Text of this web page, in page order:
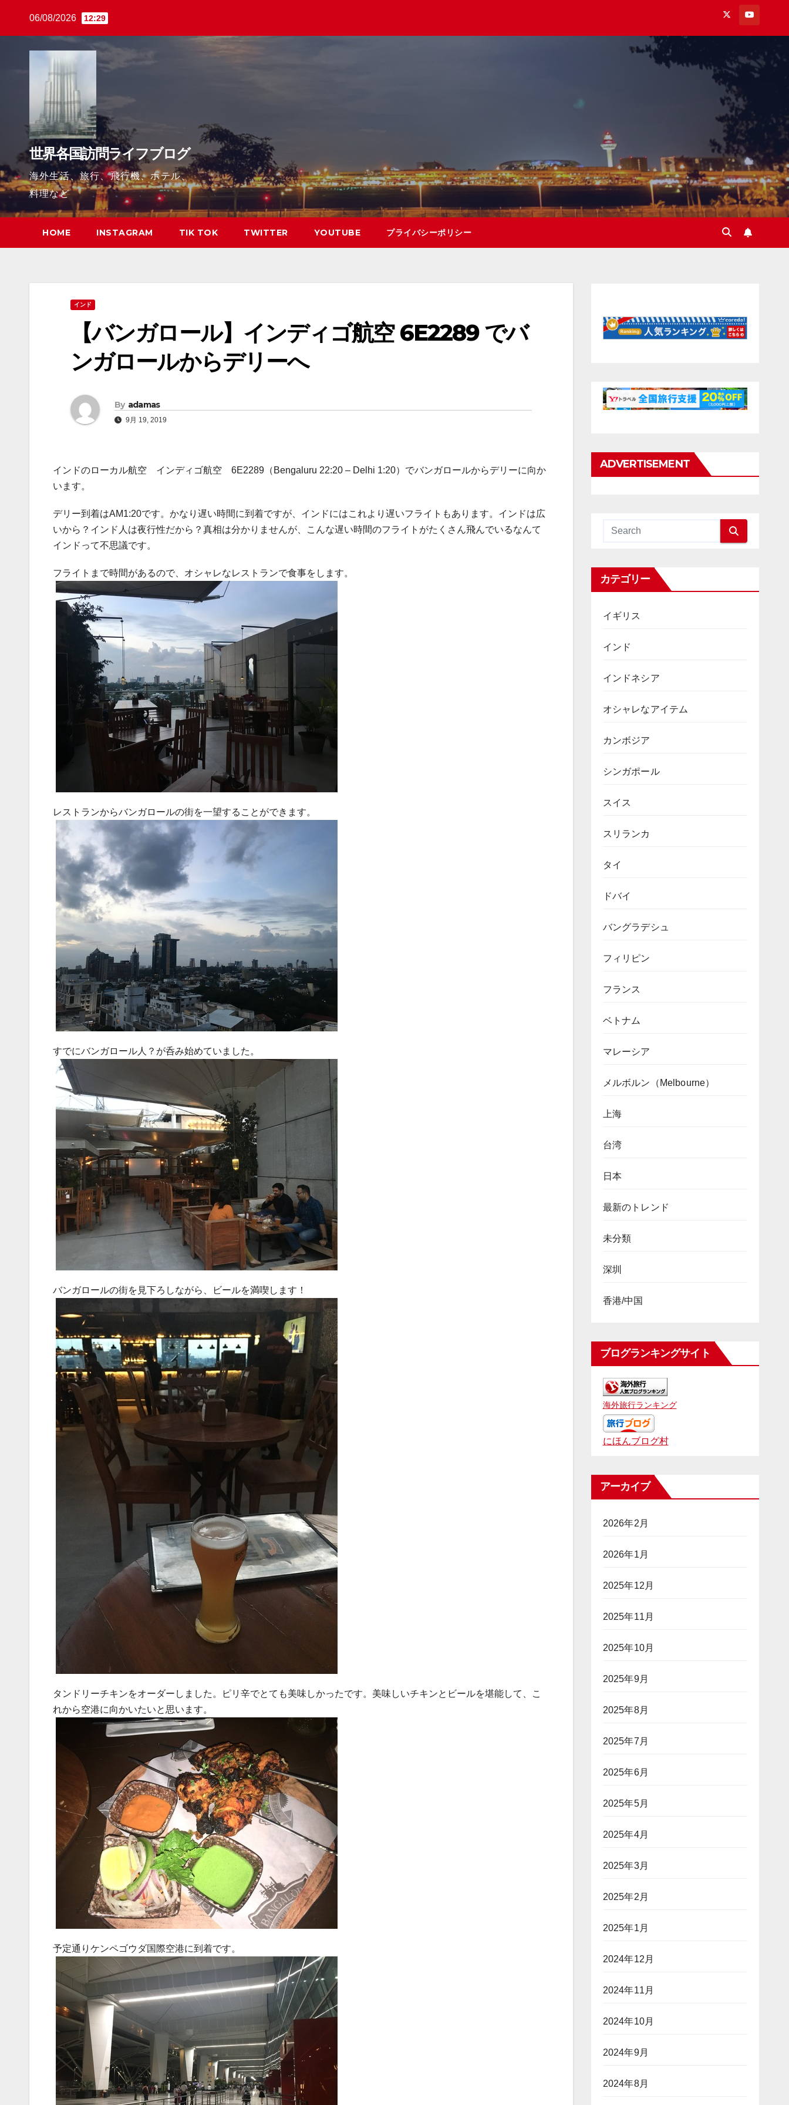
06/08/2026 12:29
世界各国訪問ライフブログ
海外生活、旅行、飛行機、ホテル、
料理など
HOME INSTAGRAM TIK TOK TWITTER YOUTUBE プライバシーポリシー
インド
【バンガロール】インディゴ航空 6E2289 でバ
ンガロールからデリーへ
By adamas
9月 19, 2019
インドのローカル航空 インディゴ航空 6E2289（Bengaluru 22:20 – Delhi 1:20）でバンガロールからデリーに向か
います。
デリー到着はAM1:20です。かなり遅い時間に到着ですが、インドにはこれより遅いフライトもあります。インドは広
いから？インド人は夜行性だから？真相は分かりませんが、こんな遅い時間のフライトがたくさん飛んでいるなんて
インドって不思議です。
フライトまで時間があるので、オシャレなレストランで食事をします。
レストランからバンガロールの街を一望することができます。
すでにバンガロール人？が呑み始めていました。
バンガロールの街を見下ろしながら、ビールを満喫します！
タンドリーチキンをオーダーしました。ピリ辛でとても美味しかったです。美味しいチキンとビールを堪能して、こ
れから空港に向かいたいと思います。
予定通りケンペゴウダ国際空港に到着です。
ADVERTISEMENT
カテゴリー
イギリス
インド
インドネシア
オシャレなアイテム
カンボジア
シンガポール
スイス
スリランカ
タイ
ドバイ
バングラデシュ
フィリピン
フランス
ベトナム
マレーシア
メルボルン（Melbourne）
上海
台湾
日本
最新のトレンド
未分類
深圳
香港/中国
ブログランキングサイト
海外旅行ランキング
にほんブログ村
アーカイブ
2026年2月
2026年1月
2025年12月
2025年11月
2025年10月
2025年9月
2025年8月
2025年7月
2025年6月
2025年5月
2025年4月
2025年3月
2025年2月
2025年1月
2024年12月
2024年11月
2024年10月
2024年9月
2024年8月